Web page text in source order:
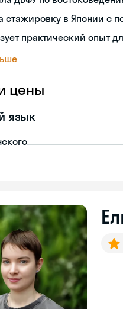
стажировку в Японии с
практический опыт
цены
язык